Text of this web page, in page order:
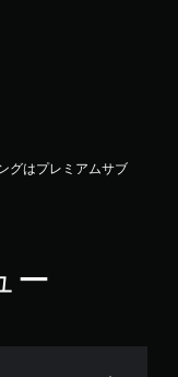
グはプレミアムサブ
ー